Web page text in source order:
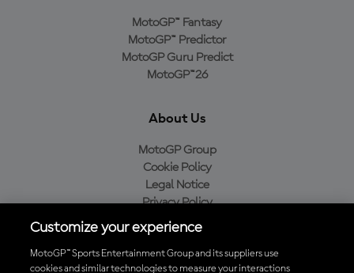
MotoGP™ Fantasy
MotoGP™ Predictor
MotoGP Guru Predict
MotoGP™26
About Us
MotoGP Group
Cookie Policy
Legal Notice
Privacy Policy
Purchase Policy
Customize your experience
MotoGP™ Sports Entertainment Group and its suppliers use
cookies and similar technologies to measure your interactions